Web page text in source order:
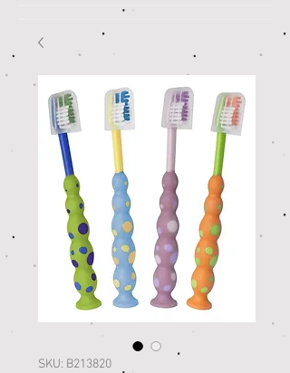
SKU: B213820